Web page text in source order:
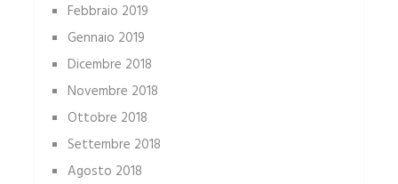
Febbraio 2019
Gennaio 2019
Dicembre 2018
Novembre 2018
Ottobre 2018
Settembre 2018
Agosto 2018